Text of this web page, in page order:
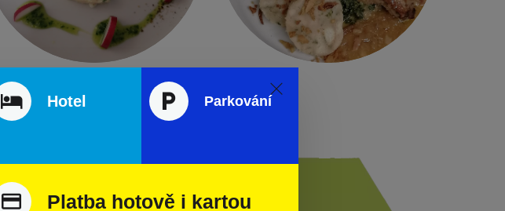
Hotel Parkování
Platba hotově i kartou